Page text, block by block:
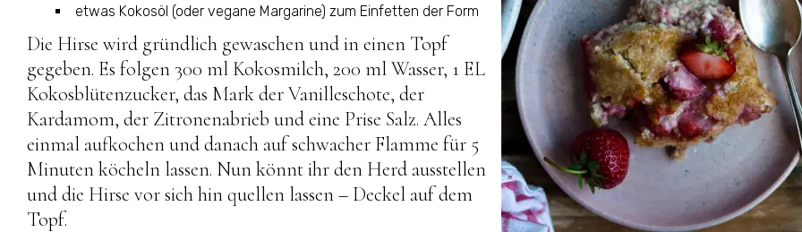
etwas Kokosöl (oder vegane Margarine) zum Einfetten der Form
Die Hirse wird gründlich gewaschen und in einen Topf
gegeben. Es folgen 300 ml Kokosmilch, 200 ml Wasser, 1 EL
Kokosblütenzucker, das Mark der Vanilleschote, der
Kardamom, der Zitronenabrieb und eine Prise Salz. Alles
einmal aufkochen und danach auf schwacher Flamme für 5
Minuten köcheln lassen. Nun könnt ihr den Herd ausstellen
und die Hirse vor sich hin quellen lassen – Deckel auf dem
Topf.